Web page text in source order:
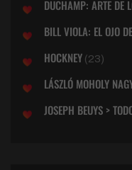
DUCHAMP: ARTE DE
BILL VIOLA: EL OJO
HOCKNEY (23)
LÁSZLÓ MOHOLY
JOSEPH BEUYS >